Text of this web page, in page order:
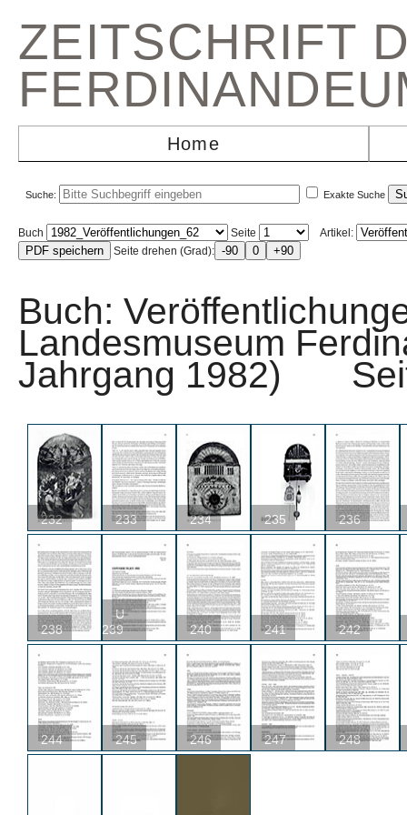
ZEITSCHRIFT
Home
Suche: Exakte Suche
Buch Seite
Artikel:
Seite drehen (Grad):
Buch:
Landesmuseum
Jahrgang 1982)
232 233 234 235 236
238
U
239
240 241 242
244 245 246 247 248